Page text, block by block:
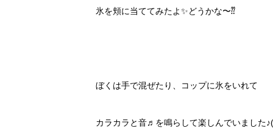
氷を頬に当ててみたよ✨どうかな〜⁇
ぼくは手で混ぜたり、コップに氷をいれて
カラカラと音♬を鳴らして楽しんでいました